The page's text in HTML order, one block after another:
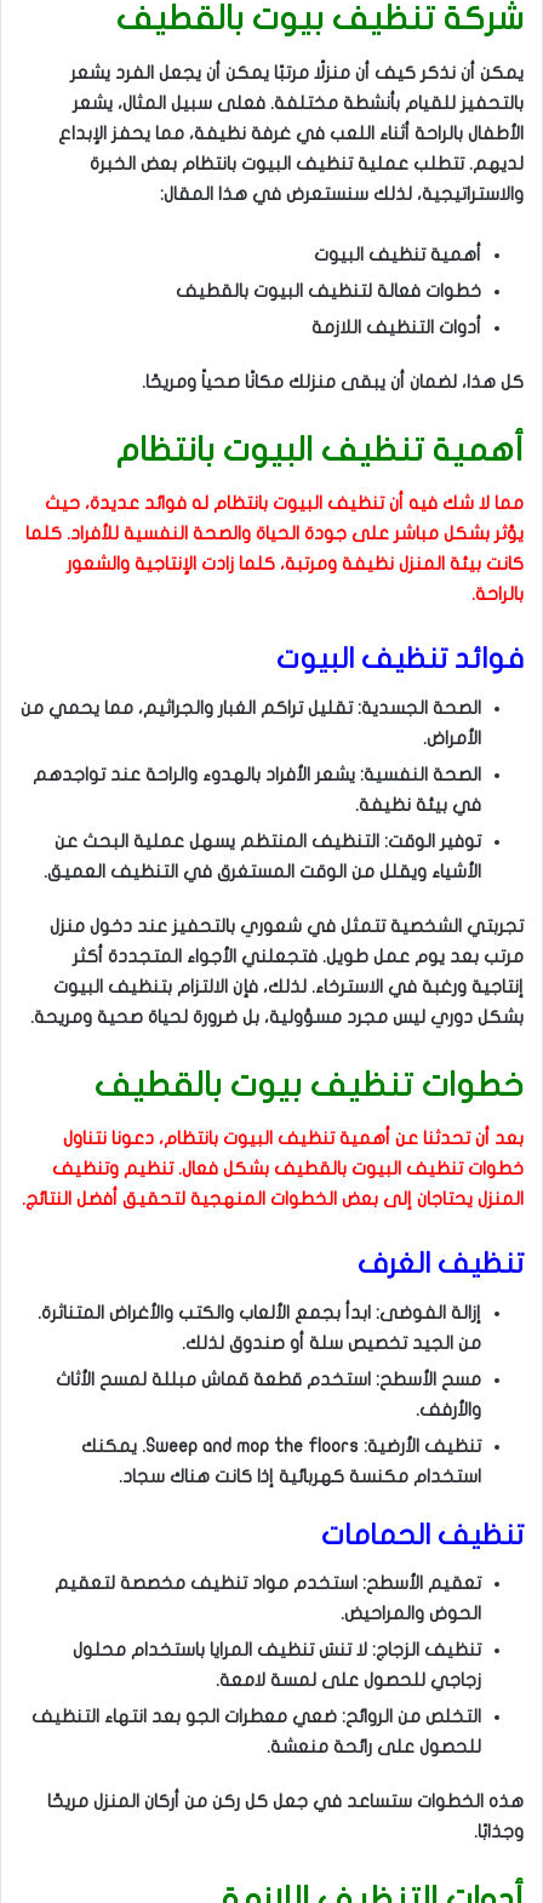
شركة تنظيف بيوت بالقطيف
يمكن أن نذكر كيف أن منزلًا مرتبًا يمكن أن يجعل الفرد يشعر
بالتحفيز للقيام بأنشطة مختلفة. فعلى سبيل المثال، يشعر
الأطفال بالراحة أثناء اللعب في غرفة نظيفة، مما يحفز الإبداع
لديهم. تتطلب عملية تنظيف البيوت بانتظام بعض الخبرة
والاستراتيجية، لذلك سنستعرض في هذا المقال:
أهمية تنظيف البيوت
خطوات فعالة لتنظيف البيوت بالقطيف
أدوات التنظيف اللازمة
كل هذا، لضمان أن يبقى منزلك مكانًا صحياً ومريحًا.
أهمية تنظيف البيوت بانتظام
مما لا شك فيه أن تنظيف البيوت بانتظام له فوائد عديدة، حيث
يؤثر بشكل مباشر على جودة الحياة والصحة النفسية للأفراد. كلما
كانت بيئة المنزل نظيفة ومرتبة، كلما زادت الإنتاجية والشعور
بالراحة.
فوائد تنظيف البيوت
الصحة الجسدية: تقليل تراكم الغبار والجراثيم، مما يحمي من
الأمراض.
الصحة النفسية: يشعر الأفراد بالهدوء والراحة عند تواجدهم
في بيئة نظيفة.
توفير الوقت: التنظيف المنتظم يسهل عملية البحث عن
الأشياء ويقلل من الوقت المستغرق في التنظيف العميق.
تجربتي الشخصية تتمثل في شعوري بالتحفيز عند دخول منزل
مرتب بعد يوم عمل طويل. فتجعلني الأجواء المتجددة أكثر
إنتاجية ورغبة في الاسترخاء. لذلك، فإن الالتزام بتنظيف البيوت
بشكل دوري ليس مجرد مسؤولية، بل ضرورة لحياة صحية ومريحة.
خطوات تنظيف بيوت بالقطيف
بعد أن تحدثنا عن أهمية تنظيف البيوت بانتظام، دعونا نتناول
خطوات تنظيف البيوت بالقطيف بشكل فعال. تنظيم وتنظيف
المنزل يحتاجان إلى بعض الخطوات المنهجية لتحقيق أفضل النتائج.
تنظيف الغرف
إزالة الفوضى: ابدأ بجمع الألعاب والكتب والأغراض المتناثرة.
من الجيد تخصيص سلة أو صندوق لذلك.
مسح الأسطح: استخدم قطعة قماش مبللة لمسح الأثاث
والأرفف.
تنظيف الأرضية: Sweep and mop the floors. يمكنك
استخدام مكنسة كهربائية إذا كانت هناك سجاد.
تنظيف الحمامات
تعقيم الأسطح: استخدم مواد تنظيف مخصصة لتعقيم
الحوض والمراحيض.
تنظيف الزجاج: لا تنسَ تنظيف المرايا باستخدام محلول
زجاجي للحصول على لمسة لامعة.
التخلص من الروائح: ضعي معطرات الجو بعد انتهاء التنظيف
للحصول على رائحة منعشة.
هذه الخطوات ستساعد في جعل كل ركن من أركان المنزل مريحًا
وجذابًا.